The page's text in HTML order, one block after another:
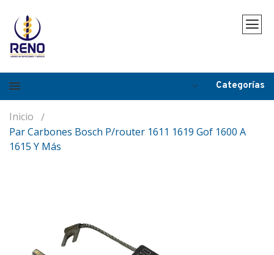
Categorías
Inicio
Par Carbones Bosch P/router 1611 1619 Gof 1600 A
1615 Y Más